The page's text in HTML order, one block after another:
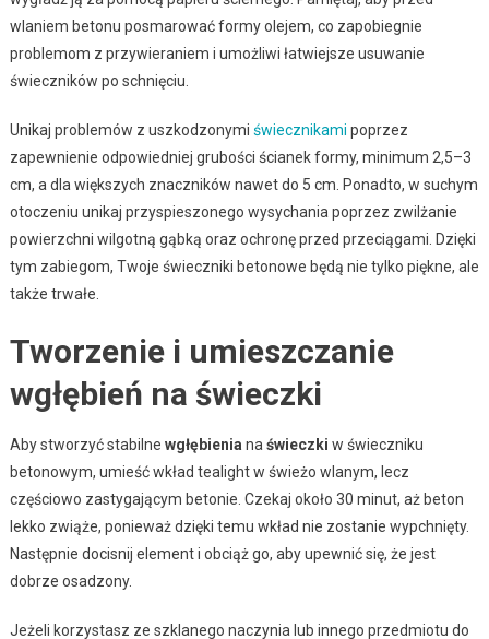
wlaniem betonu posmarować formy olejem, co zapobiegnie
problemom z przywieraniem i umożliwi łatwiejsze usuwanie
świeczników po schnięciu.
Unikaj problemów z uszkodzonymi świecznikami poprzez
zapewnienie odpowiedniej grubości ścianek formy, minimum 2,5–3
cm, a dla większych znaczników nawet do 5 cm. Ponadto, w suchym
otoczeniu unikaj przyspieszonego wysychania poprzez zwilżanie
powierzchni wilgotną gąbką oraz ochronę przed przeciągami. Dzięki
tym zabiegom, Twoje świeczniki betonowe będą nie tylko piękne, ale
także trwałe.
Tworzenie i umieszczanie
wgłębień na świeczki
Aby stworzyć stabilne wgłębienia na świeczki w świeczniku
betonowym, umieść wkład tealight w świeżo wlanym, lecz
częściowo zastygającym betonie. Czekaj około 30 minut, aż beton
lekko zwiąże, ponieważ dzięki temu wkład nie zostanie wypchnięty.
Następnie docisnij element i obciąż go, aby upewnić się, że jest
dobrze osadzony.
Jeżeli korzystasz ze szklanego naczynia lub innego przedmiotu do